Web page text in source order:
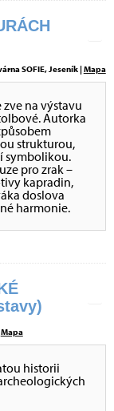
SOFIE, Jeseník |Mapa
zve na výstavu
Autorka
strukturou,
symbolikou.
pro zrak –
kapradin,
doslova
harmonie.
Mapa
historii